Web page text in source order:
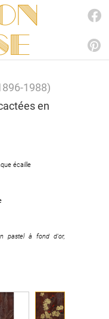
1988)
en
écaille
pastel à fond d'or,